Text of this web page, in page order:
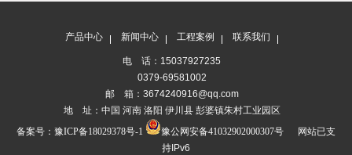
产品中心 新闻中心 工程案例 联系我们
电 话：15037927235
0379-69581002
邮 箱：3674240916@qq.com
地 址：中国 河南 洛阳 伊川县 彭婆镇朱村工业园区
备案号： 豫ICP备18029378号-1 豫公网安备41032902000307号
网站已支
持IPv6